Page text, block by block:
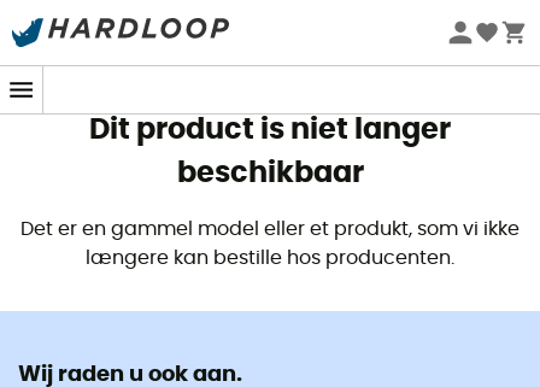
Zomeraanbiedingen 🔥 -5% EXTRA vanaf 2 producten* met
Dit product is niet langer
beschikbaar
Det er en gammel model eller et produkt, som vi ikke
længere kan bestille hos producenten.
Wij raden u ook aan.